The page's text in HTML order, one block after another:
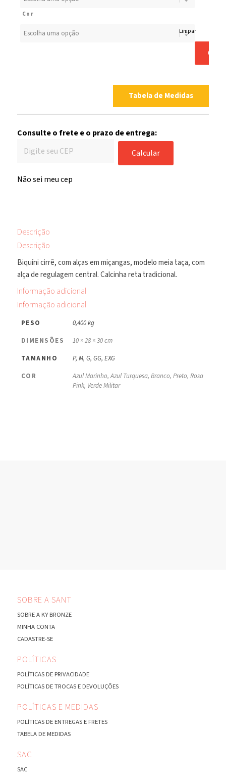
Cor
Limpar
Tabela de Medidas
Consulte o frete e o prazo de entrega:
Calcular
Não sei meu cep
Descrição
Descrição
Biquíni cirrê, com alças em miçangas, modelo meia taça, com
alça de regulagem central. Calcinha reta tradicional.
Informação adicional
Informação adicional
PESO
0,400 kg
DIMENSÕES
10 × 28 × 30 cm
TAMANHO
P, M, G, GG, EXG
COR
Azul Marinho, Azul Turquesa, Branco, Preto, Rosa
Pink, Verde Militar
SOBRE A SANT
SOBRE A KY BRONZE
MINHA CONTA
CADASTRE-SE
POLÍTICAS
POLÍTICAS DE PRIVACIDADE
POLÍTICAS DE TROCAS E DEVOLUÇÕES
POLÍTICAS E MEDIDAS
POLÍTICAS DE ENTREGAS E FRETES
TABELA DE MEDIDAS
SAC
SAC